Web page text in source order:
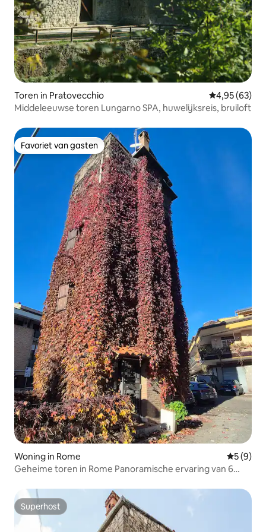
Toren in Pratovecchio Gemiddelde
4,95 (63)
Middeleeuwse toren Lungarno SPA, huwelijksreis, bruiloft
Favoriet van gasten
Favoriet van gasten
Woning in Rome
5 (9)
Geheime toren in Rome Panoramische ervaring van 6
Superhost
Superhost